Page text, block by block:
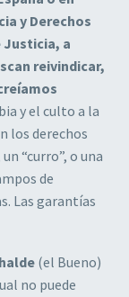
y Derechos
Justicia, a
reivindicar,
y el culto a la
los derechos
“curro”, o una
de
Las garantías
(el Bueno)
no puede